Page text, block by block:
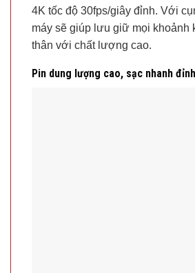
4K tốc độ 30fps/giây đỉnh. Với
máy sẽ giúp lưu giữ mọi khoảnh
thân với chất lượng cao.
Pin dung lượng cao, sạc nhanh đỉnh